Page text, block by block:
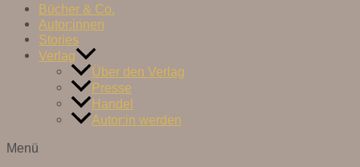
Bücher & Co.
Autor:innen
Stories
Verlag
Über den Verlag
Presse
Handel
Autor:in werden
Menü